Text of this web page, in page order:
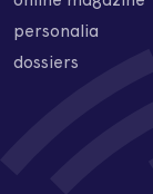
personalia
dossiers